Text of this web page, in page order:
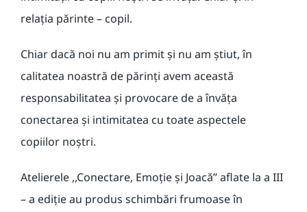
relația părinte – copil.
Chiar dacă noi nu am primit și nu am știut, în
calitatea noastră de părinți avem această
responsabilitatea și provocare de a învăța
conectarea și intimitatea cu toate aspectele
copiilor noștri.
Atelierele ,,Conectare, Emoție și Joacă’’aflate la a III
– a ediție au produs schimbări frumoase în